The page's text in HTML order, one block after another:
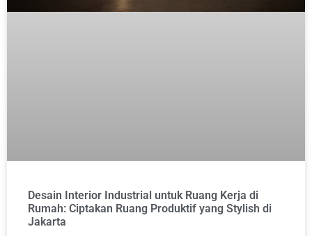
Desain Interior Industrial untuk Ruang Kerja di
Rumah: Ciptakan Ruang Produktif yang Stylish di
Jakarta